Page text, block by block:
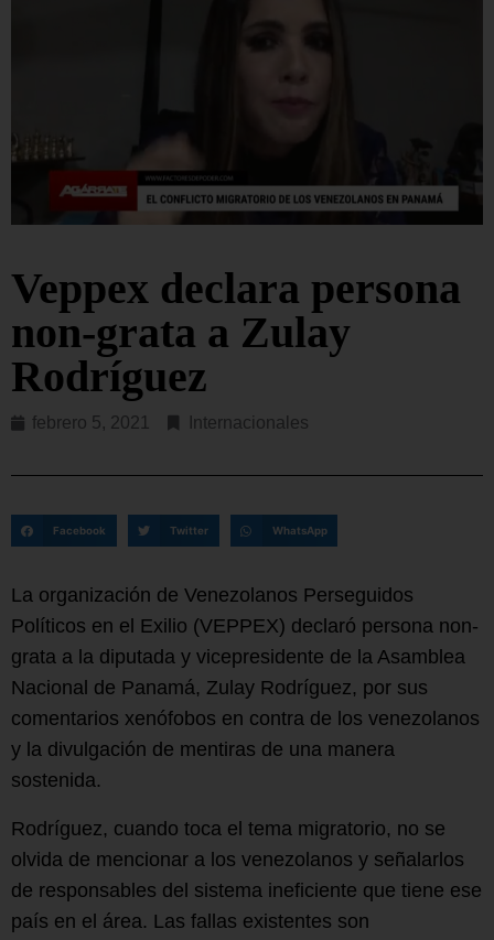
Veppex declara persona
non-grata a Zulay
Rodríguez
febrero 5, 2021 Internacionales
Facebook Twitter WhatsApp
La organización de Venezolanos Perseguidos
Políticos en el Exilio (VEPPEX) declaró persona non-
grata a la diputada y vicepresidente de la Asamblea
Nacional de Panamá, Zulay Rodríguez, por sus
comentarios xenófobos en contra de los venezolanos
y la divulgación de mentiras de una manera
sostenida.
Rodríguez, cuando toca el tema migratorio, no se
olvida de mencionar a los venezolanos y señalarlos
de responsables del sistema ineficiente que tiene ese
país en el área. Las fallas existentes son